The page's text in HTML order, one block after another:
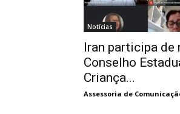
Notícias
Iran participa de
Conselho
Criança...
Assessoria de